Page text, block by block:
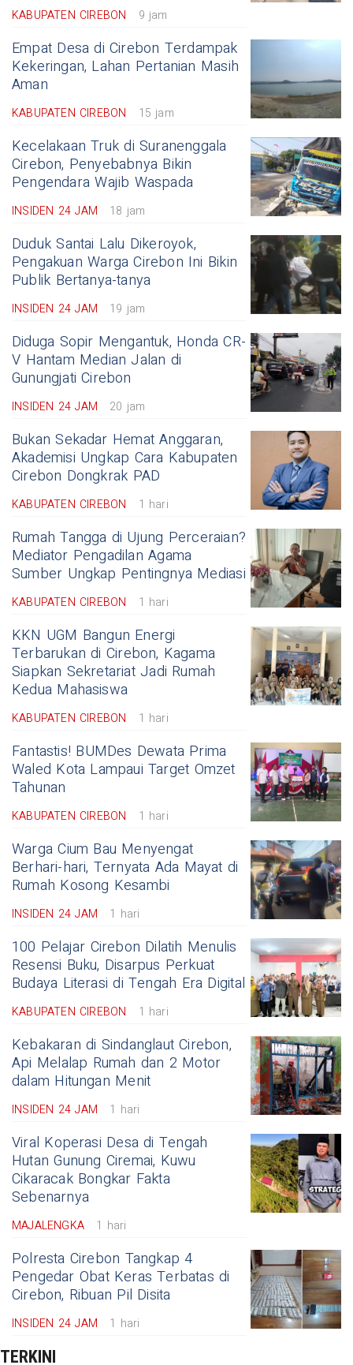
KABUPATEN CIREBON 9 jam
Empat Desa di Cirebon Terdampak
Kekeringan, Lahan Pertanian Masih
Aman
KABUPATEN CIREBON 15 jam
Kecelakaan Truk di Suranenggala
Cirebon, Penyebabnya Bikin
Pengendara Wajib Waspada
INSIDEN 24 JAM 18 jam
Duduk Santai Lalu Dikeroyok,
Pengakuan Warga Cirebon Ini Bikin
Publik Bertanya-tanya
INSIDEN 24 JAM 19 jam
Diduga Sopir Mengantuk, Honda CR-
V Hantam Median Jalan di
Gunungjati Cirebon
INSIDEN 24 JAM 20 jam
Bukan Sekadar Hemat Anggaran,
Akademisi Ungkap Cara Kabupaten
Cirebon Dongkrak PAD
KABUPATEN CIREBON 1 hari
Rumah Tangga di Ujung Perceraian?
Mediator Pengadilan Agama
Sumber Ungkap Pentingnya Mediasi
KABUPATEN CIREBON 1 hari
KKN UGM Bangun Energi
Terbarukan di Cirebon, Kagama
Siapkan Sekretariat Jadi Rumah
Kedua Mahasiswa
KABUPATEN CIREBON 1 hari
Fantastis! BUMDes Dewata Prima
Waled Kota Lampaui Target Omzet
Tahunan
KABUPATEN CIREBON 1 hari
Warga Cium Bau Menyengat
Berhari-hari, Ternyata Ada Mayat di
Rumah Kosong Kesambi
INSIDEN 24 JAM 1 hari
100 Pelajar Cirebon Dilatih Menulis
Resensi Buku, Disarpus Perkuat
Budaya Literasi di Tengah Era Digital
KABUPATEN CIREBON 1 hari
Kebakaran di Sindanglaut Cirebon,
Api Melalap Rumah dan 2 Motor
dalam Hitungan Menit
INSIDEN 24 JAM 1 hari
Viral Koperasi Desa di Tengah
Hutan Gunung Ciremai, Kuwu
Cikaracak Bongkar Fakta
Sebenarnya
MAJALENGKA 1 hari
Polresta Cirebon Tangkap 4
Pengedar Obat Keras Terbatas di
Cirebon, Ribuan Pil Disita
INSIDEN 24 JAM 1 hari
TERKINI